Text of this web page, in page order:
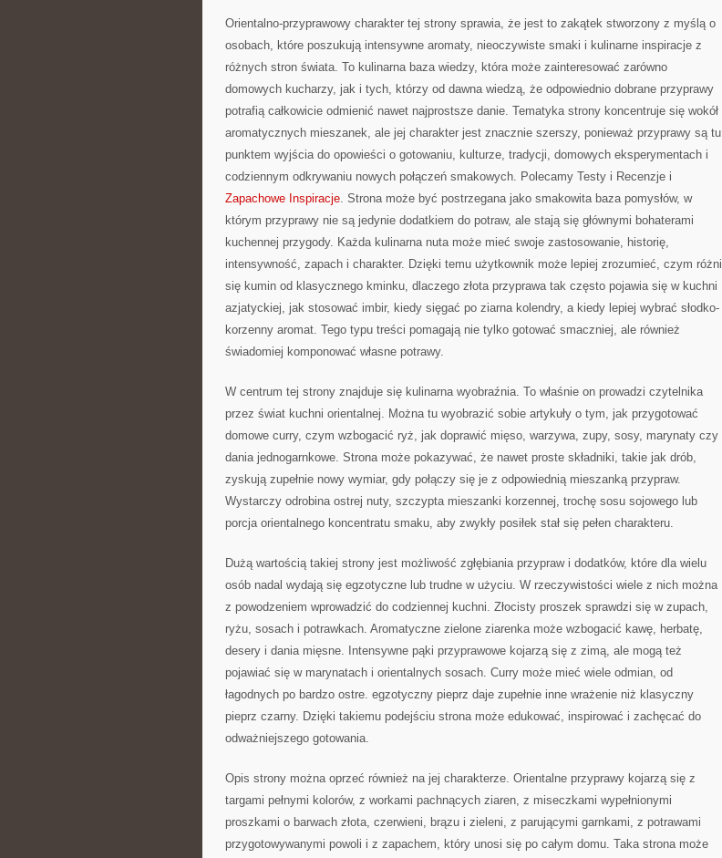
Orientalno-przyprawowy charakter tej strony sprawia, że jest to zakątek stworzony z myślą o
osobach, które poszukują intensywne aromaty, nieoczywiste smaki i kulinarne inspiracje z
różnych stron świata. To kulinarna baza wiedzy, która może zainteresować zarówno
domowych kucharzy, jak i tych, którzy od dawna wiedzą, że odpowiednio dobrane przyprawy
potrafią całkowicie odmienić nawet najprostsze danie. Tematyka strony koncentruje się wokół
aromatycznych mieszanek, ale jej charakter jest znacznie szerszy, ponieważ przyprawy są tu
punktem wyjścia do opowieści o gotowaniu, kulturze, tradycji, domowych eksperymentach i
codziennym odkrywaniu nowych połączeń smakowych. Polecamy Testy i Recenzje i
Zapachowe Inspiracje. Strona może być postrzegana jako smakowita baza pomysłów, w
którym przyprawy nie są jedynie dodatkiem do potraw, ale stają się głównymi bohaterami
kuchennej przygody. Każda kulinarna nuta może mieć swoje zastosowanie, historię,
intensywność, zapach i charakter. Dzięki temu użytkownik może lepiej zrozumieć, czym różni
się kumin od klasycznego kminku, dlaczego złota przyprawa tak często pojawia się w kuchni
azjatyckiej, jak stosować imbir, kiedy sięgać po ziarna kolendry, a kiedy lepiej wybrać słodko-
korzenny aromat. Tego typu treści pomagają nie tylko gotować smaczniej, ale również
świadomiej komponować własne potrawy.
W centrum tej strony znajduje się kulinarna wyobraźnia. To właśnie on prowadzi czytelnika
przez świat kuchni orientalnej. Można tu wyobrazić sobie artykuły o tym, jak przygotować
domowe curry, czym wzbogacić ryż, jak doprawić mięso, warzywa, zupy, sosy, marynaty czy
dania jednogarnkowe. Strona może pokazywać, że nawet proste składniki, takie jak drób,
zyskują zupełnie nowy wymiar, gdy połączy się je z odpowiednią mieszanką przypraw.
Wystarczy odrobina ostrej nuty, szczypta mieszanki korzennej, trochę sosu sojowego lub
porcja orientalnego koncentratu smaku, aby zwykły posiłek stał się pełen charakteru.
Dużą wartością takiej strony jest możliwość zgłębiania przypraw i dodatków, które dla wielu
osób nadal wydają się egzotyczne lub trudne w użyciu. W rzeczywistości wiele z nich można
z powodzeniem wprowadzić do codziennej kuchni. Złocisty proszek sprawdzi się w zupach,
ryżu, sosach i potrawkach. Aromatyczne zielone ziarenka może wzbogacić kawę, herbatę,
desery i dania mięsne. Intensywne pąki przyprawowe kojarzą się z zimą, ale mogą też
pojawiać się w marynatach i orientalnych sosach. Curry może mieć wiele odmian, od
łagodnych po bardzo ostre. egzotyczny pieprz daje zupełnie inne wrażenie niż klasyczny
pieprz czarny. Dzięki takiemu podejściu strona może edukować, inspirować i zachęcać do
odważniejszego gotowania.
Opis strony można oprzeć również na jej charakterze. Orientalne przyprawy kojarzą się z
targami pełnymi kolorów, z workami pachnących ziaren, z miseczkami wypełnionymi
proszkami o barwach złota, czerwieni, brązu i zieleni, z parującymi garnkami, z potrawami
przygotowywanymi powoli i z zapachem, który unosi się po całym domu. Taka strona może